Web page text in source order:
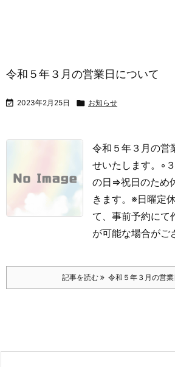
令和５年３月の営業日について
 2023年2月25日  お知らせ
令和５年３月の営
せいたします。 ◦
の日⇒祝日のため
きます。 ※日曜定
て、事前予約にて
が可能な場合がご
記事を読む 令和５年３月の営